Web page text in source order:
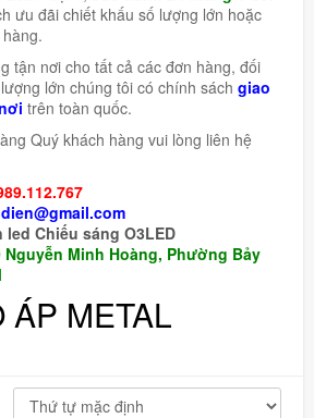
ưu đãi chiết khấu số lượng lớn hoặc
tận nơi cho tất cả các đơn hàng, đối
lớn chúng tôi có chính sách giao
trên toàn quốc.
Quý khách hàng vui lòng liên hệ
led Chiếu sáng O3LED
Nguyễn Minh Hoàng, Phường Bảy
METAL